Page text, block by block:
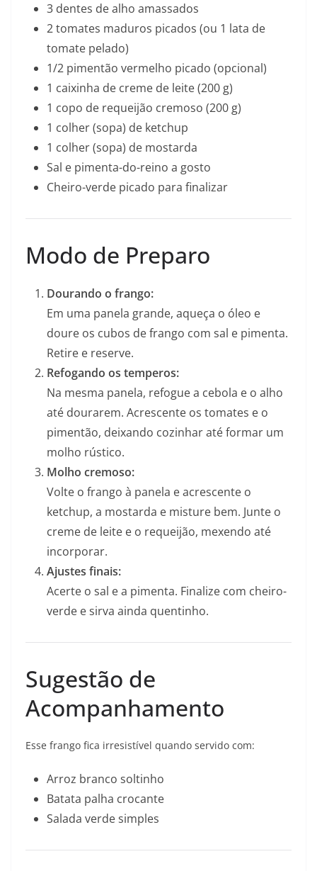
3 dentes de alho amassados
2 tomates maduros picados (ou 1 lata de
tomate pelado)
1/2 pimentão vermelho picado (opcional)
1 caixinha de creme de leite (200 g)
1 copo de requeijão cremoso (200 g)
1 colher (sopa) de ketchup
1 colher (sopa) de mostarda
Sal e pimenta-do-reino a gosto
Cheiro-verde picado para finalizar
Modo de Preparo
Dourando o frango:
Em uma panela grande, aqueça o óleo e
doure os cubos de frango com sal e pimenta.
Retire e reserve.
Refogando os temperos:
Na mesma panela, refogue a cebola e o alho
até dourarem. Acrescente os tomates e o
pimentão, deixando cozinhar até formar um
molho rústico.
Molho cremoso:
Volte o frango à panela e acrescente o
ketchup, a mostarda e misture bem. Junte o
creme de leite e o requeijão, mexendo até
incorporar.
Ajustes finais:
Acerte o sal e a pimenta. Finalize com cheiro-
verde e sirva ainda quentinho.
Sugestão de
Acompanhamento
Esse frango fica irresistível quando servido com:
Arroz branco soltinho
Batata palha crocante
Salada verde simples